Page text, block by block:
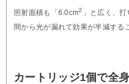
照射面積も「6.0cm2 」と広く、
間から光が漏れて効果が半減する
カートリッジ1個で全